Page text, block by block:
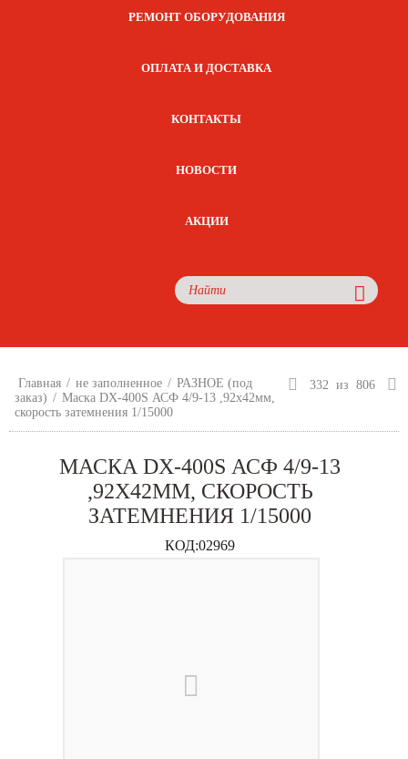
РЕМОНТ ОБОРУДОВАНИЯ
ОПЛАТА И ДОСТАВКА
КОНТАКТЫ
НОВОСТИ
АКЦИИ
Главная / не заполненное / РАЗНОЕ (под
заказ) / Маска DX-400S АСФ 4/9-13 ,92х42мм,
скорость затемнения 1/15000
332 из 806
МАСКА DX-400S АСФ 4/9-13
,92Х42ММ, СКОРОСТЬ
ЗАТЕМНЕНИЯ 1/15000
КОД:02969